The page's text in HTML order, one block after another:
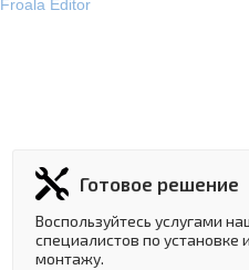
Froala Editor
Готовое решение
Воспользуйтесь услугами
специалистов по установке и
монтажу.